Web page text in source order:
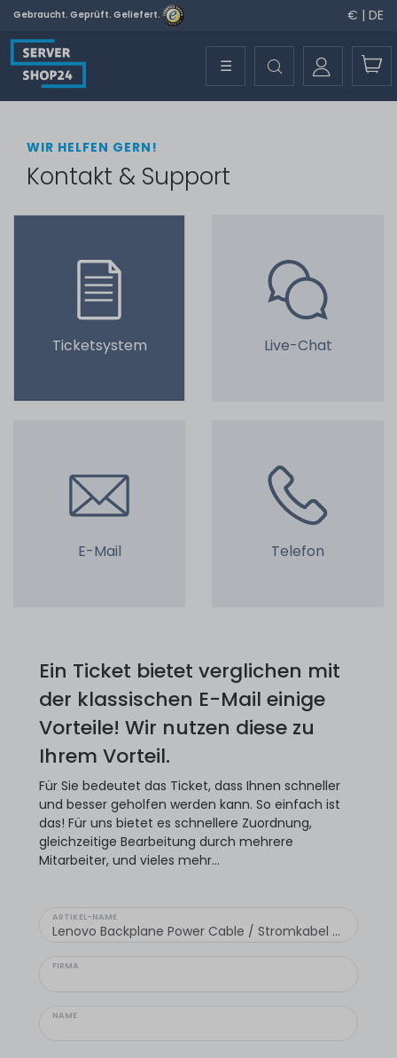
Gebraucht. Geprüft. Geliefert. € | DE
☰
WIR HELFEN GERN!
Kontakt & Support
Ticketsystem Live-Chat
E-Mail Telefon
Ein Ticket bietet verglichen mit
der klassischen E-Mail einige
Vorteile! Wir nutzen diese zu
Ihrem Vorteil.
Für Sie bedeutet das Ticket, dass Ihnen schneller
und besser geholfen werden kann. So einfach ist
das! Für uns bietet es schnellere Zuordnung,
gleichzeitige Bearbeitung durch mehrere
Mitarbeiter, und vieles mehr...
ARTIKEL-NAME
FIRMA
NAME